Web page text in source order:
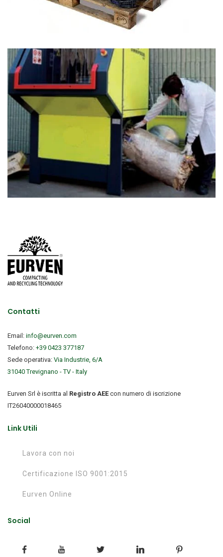
Contatti
Email: info@eurven.com
Telefono: +39 0423 377187
Sede operativa: Via Industrie, 6/A
31040 Trevignano - TV - Italy
Eurven Srl è iscritta al Registro AEEcon numero di iscrizione
IT26040000018465
Link Utili
Lavora con noi
Certificazione ISO 9001:2015
Eurven Online
Social